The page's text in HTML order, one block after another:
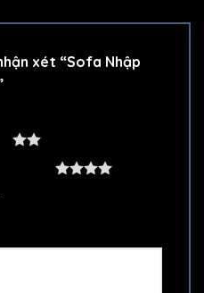
xét “Sofa Nhập